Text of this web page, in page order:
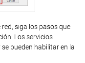
siga los pasos que
Los servicios
pueden habilitar en la